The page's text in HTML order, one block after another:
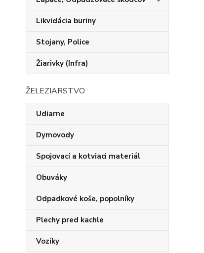
Likvidácia buriny
Stojany, Police
Žiarivky (Infra)
ŽELEZIARSTVO
Udiarne
Dymovody
Spojovací a kotviaci materiál
Obuváky
Odpadkové koše, popolníky
Plechy pred kachle
Vozíky